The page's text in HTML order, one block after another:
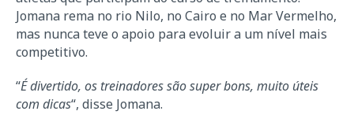
Jomana rema no rio Nilo, no Cairo e no Mar Vermelho,
mas nunca teve o apoio para evoluir a um nível mais
competitivo.
“É divertido, os treinadores são super bons, muito úteis
com dicas“, disse Jomana.